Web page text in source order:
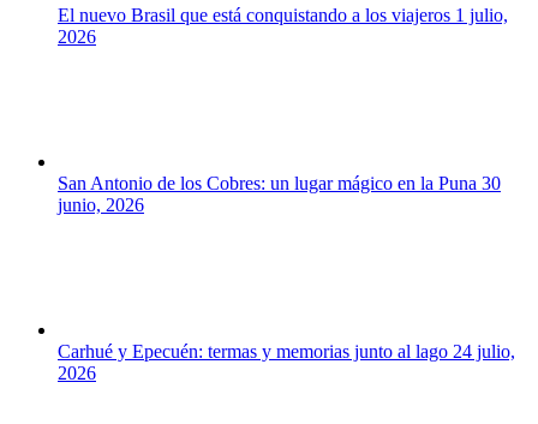
El nuevo Brasil que está conquistando a los viajeros 1 julio,
2026
San Antonio de los Cobres: un lugar mágico en la Puna 30
junio, 2026
Carhué y Epecuén: termas y memorias junto al lago 24 julio,
2026